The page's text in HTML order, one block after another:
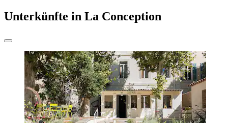
Unterkünfte in La Conception